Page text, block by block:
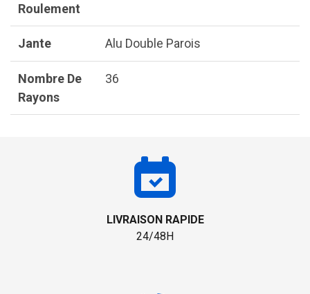
Roulement
Jante Alu Double Parois
Nombre De
Rayons
36
LIVRAISON RAPIDE
24/48H